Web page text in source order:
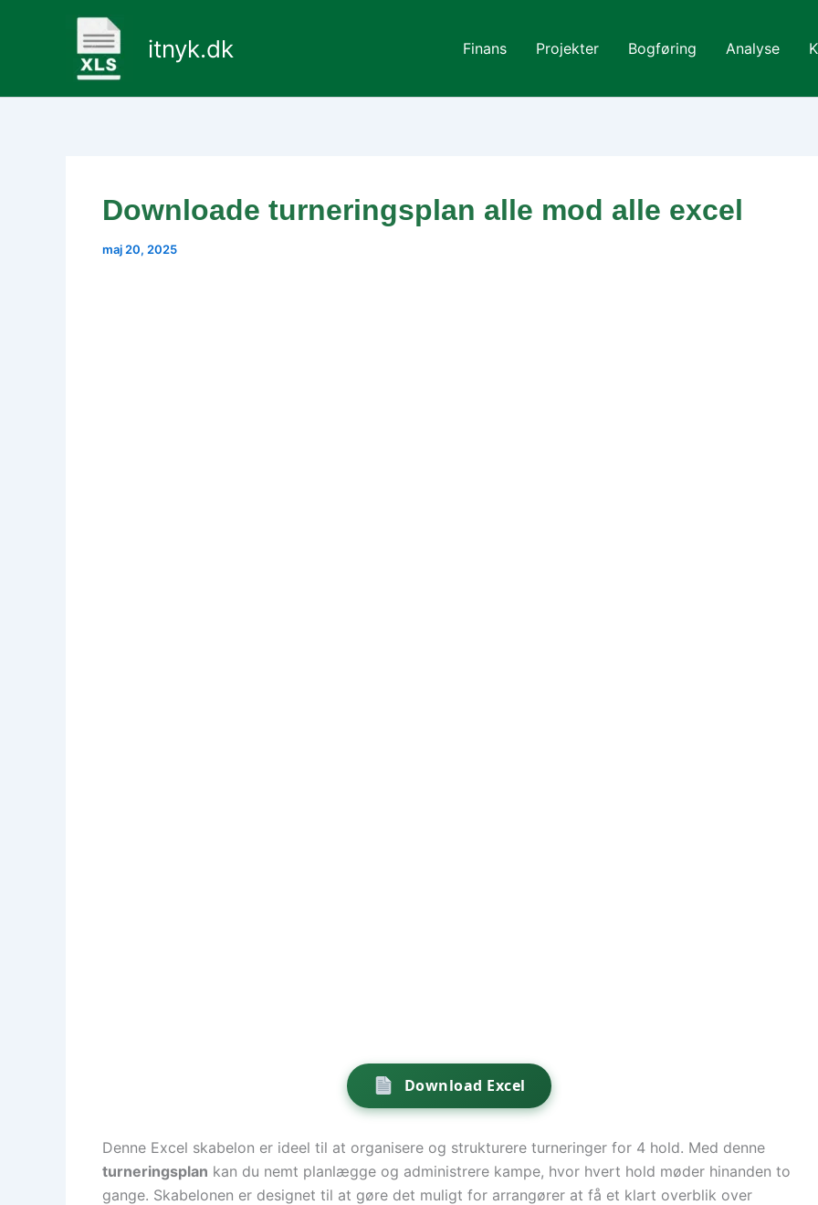
itnyk.dk Finans Projekter Bogføring Analyse
Downloade turneringsplan alle mod alle excel
maj 20, 2025
Download Excel
Denne Excel skabelon er ideel til at organisere og strukturere turneringer for 4 hold. Med denne
turneringsplan kan du nemt planlægge og administrere kampe, hvor hvert hold møder hinanden to
gange. Skabelonen er designet til at gøre det muligt for arrangører at få et klart overblik over